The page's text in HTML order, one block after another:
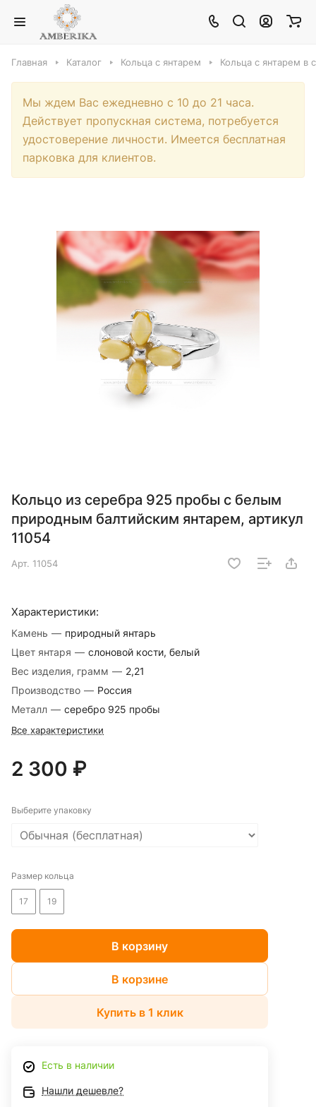
Главная Каталог Кольца с янтарем Кольца с янтарем в
Мы ждем Вас ежедневно с 10 до 21 часа.
Действует пропускная система, потребуется
удостоверение личности. Имеется бесплатная
парковка для клиентов.
Кольцо из серебра 925 пробы с белым
природным балтийским янтарем, артикул
11054
Арт. 11054
Характеристики:
Камень — природный янтарь
Цвет янтаря — слоновой кости, белый
Вес изделия, грамм — 2,21
Производство — Россия
Металл — серебро 925 пробы
Все характеристики
2 300 ₽
Выберите упаковку
Размер кольца
17 19
В корзину
В корзине
Купить в 1 клик
Есть в наличии
Нашли дешевле?